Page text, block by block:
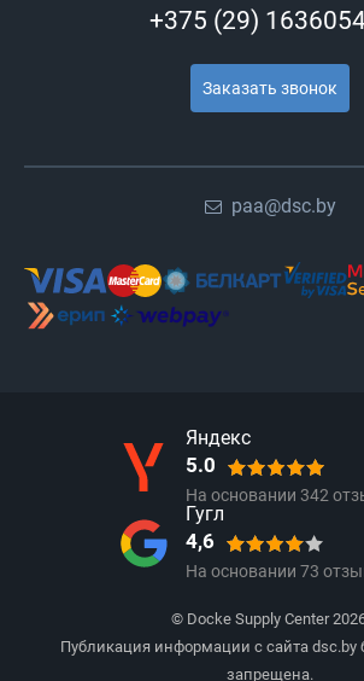
+375 (29)
Заказать звонок
paa@dsc.by
Яндекс
5.0
На основании 342
Гугл
4,6
На основании 73
© Docke Supply Center
Публикация информации с сайта dsc.by
запрещена.